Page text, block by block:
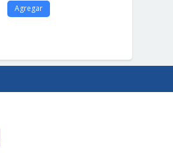
Agregar